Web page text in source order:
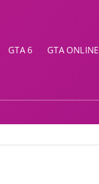
GTA 6 GTA ONLINE